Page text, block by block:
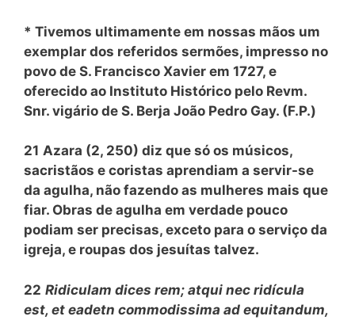
* Tivemos ultimamente em nossas mãos um
exemplar dos referidos sermões, impresso no
povo de S. Francisco Xavier em 1727, e
oferecido ao Instituto Histórico pelo Revm.
Snr. vigário de S. Berja João Pedro Gay. (F.P.)
21 Azara (2, 250) diz que só os músicos,
sacristãos e coristas aprendiam a servir-se
da agulha, não fazendo as mulheres mais que
fiar. Obras de agulha em verdade pouco
podiam ser precisas, exceto para o serviço da
igreja, e roupas dos jesuítas talvez.
22 Ridiculam dices rem; atqui nec ridícula
est, et eadetn commodissima ad equitandum,